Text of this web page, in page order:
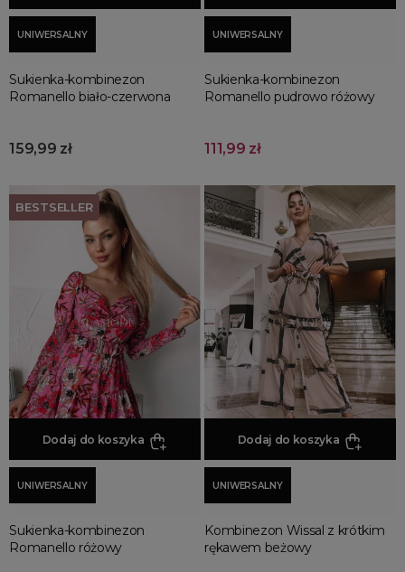
ŚWIĘTA
PARTY
Najnowsze produkty
Spring sale
Złote produkty
Wiosenne Uroczystości
Letnie Uroczystości
Jesienne Uroczystości
Zimowe Uroczystości
HOT SALE
Produkty Tygodnia
Różowy Październik
Black Friday
Cyber Monday
Black Week
Wyprzedaż noworoczna
UNIWERSALNY
Sukienka-kombinezon
Romanello biało-czerwona
159,99 zł
UNIWERSALNY
Sukienka-kombinezon
Romanello pudrowo różowy
111,99 zł
Dodaj do koszyka
UNIWERSALNY
Sukienka-kombinezon
Romanello różowy
BESTSELLER
Dodaj do koszyka
UNIWERSALNY
Kombinezon Wissal z krótkim
rękawem beżowy